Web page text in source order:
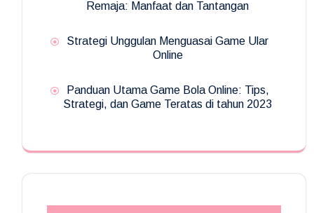
Remaja: Manfaat dan Tantangan
Strategi Unggulan Menguasai Game Ular
Online
Panduan Utama Game Bola Online: Tips,
Strategi, dan Game Teratas di tahun 2023